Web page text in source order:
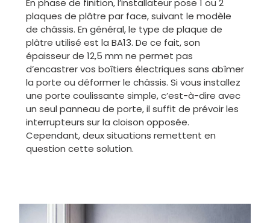
En phase de finition, l’installateur pose 1 ou 2
plaques de plâtre par face, suivant le modèle
de châssis. En général, le type de plaque de
plâtre utilisé est la BA13. De ce fait, son
épaisseur de 12,5 mm ne permet pas
d’encastrer vos boîtiers électriques sans abîmer
la porte ou déformer le châssis. Si vous installez
une porte coulissante simple, c’est-à-dire avec
un seul panneau de porte, il suffit de prévoir les
interrupteurs sur la cloison opposée.
Cependant, deux situations remettent en
question cette solution.